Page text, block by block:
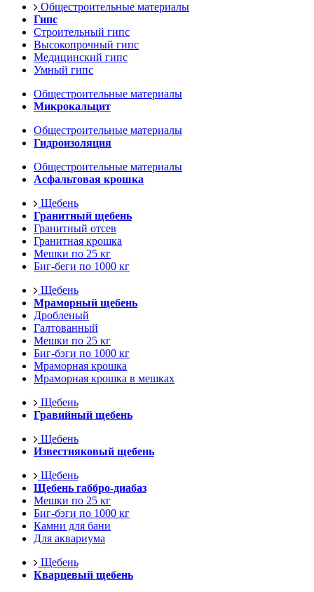
Общестроительные материалы
Гипс
Строительный гипс
Высокопрочный гипс
Медицинский гипс
Умный гипс
Общестроительные материалы
Микрокальцит
Общестроительные материалы
Гидроизоляция
Общестроительные материалы
Асфальтовая крошка
Щебень
Гранитный щебень
Гранитный отсев
Гранитная крошка
Мешки по 25 кг
Биг-беги по 1000 кг
Щебень
Мраморный щебень
Дробленый
Галтованный
Мешки по 25 кг
Биг-бэги по 1000 кг
Мраморная крошка
Мраморная крошка в мешках
Щебень
Гравийный щебень
Щебень
Известняковый щебень
Щебень
Щебень габбро-диабаз
Мешки по 25 кг
Биг-бэги по 1000 кг
Камни для бани
Для аквариума
Щебень
Кварцевый щебень